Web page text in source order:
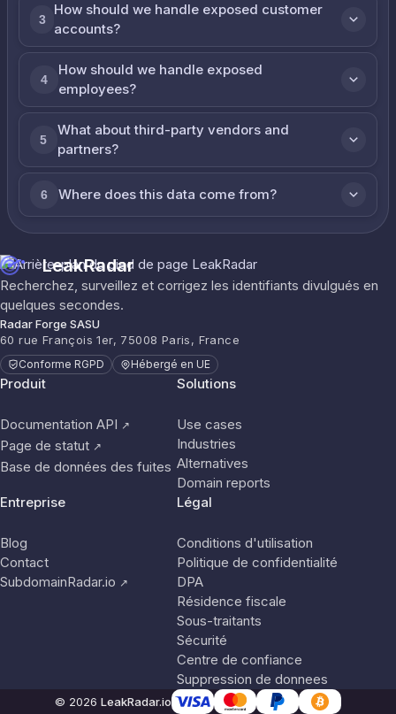
3
How should we handle exposed customer
accounts?
4
How should we handle exposed
employees?
5
What about third-party vendors and
partners?
6 Where does this data come from?
LeakRadar
Recherchez, surveillez et corrigez les identifiants divulgués en
quelques secondes.
Radar Forge SASU
60 rue François 1er, 75008 Paris, France
Conforme RGPD Hébergé en UE
Produit
Documentation API ↗
Page de statut ↗
Base de données des fuites
Solutions
Use cases
Industries
Alternatives
Domain reports
Entreprise
Blog
Contact
SubdomainRadar.io ↗
Légal
Conditions d'utilisation
Politique de confidentialité
DPA
Résidence fiscale
Sous-traitants
Sécurité
Centre de confiance
Suppression de donnees
© 2026 LeakRadar.io